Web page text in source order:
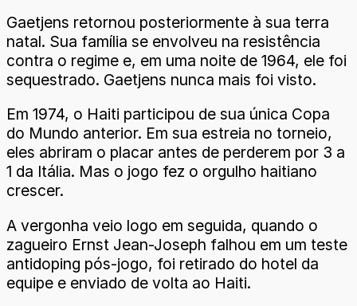
Gaetjens retornou posteriormente à sua terra
natal. Sua família se envolveu na resistência
contra o regime e, em uma noite de 1964, ele foi
sequestrado. Gaetjens nunca mais foi visto.
Em 1974, o Haiti participou de sua única Copa
do Mundo anterior. Em sua estreia no torneio,
eles abriram o placar antes de perderem por 3 a
1 da Itália. Mas o jogo fez o orgulho haitiano
crescer.
A vergonha veio logo em seguida, quando o
zagueiro Ernst Jean-Joseph falhou em um teste
antidoping pós-jogo, foi retirado do hotel da
equipe e enviado de volta ao Haiti.